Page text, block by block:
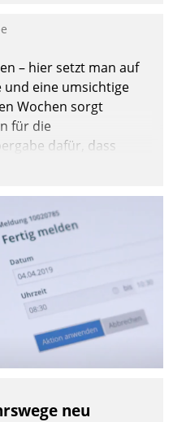
einen eigenen Kanal
– hier setzt man auf
eine umsichtige
Wochen sorgt
für die
dafür, dass
und, so es sein muss,
neu